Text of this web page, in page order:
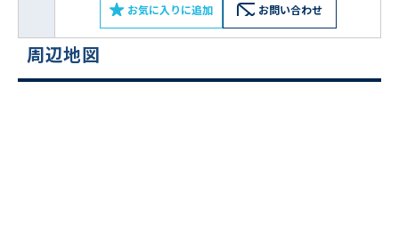
お気に入りに追加 お問い合わせ
周辺地図